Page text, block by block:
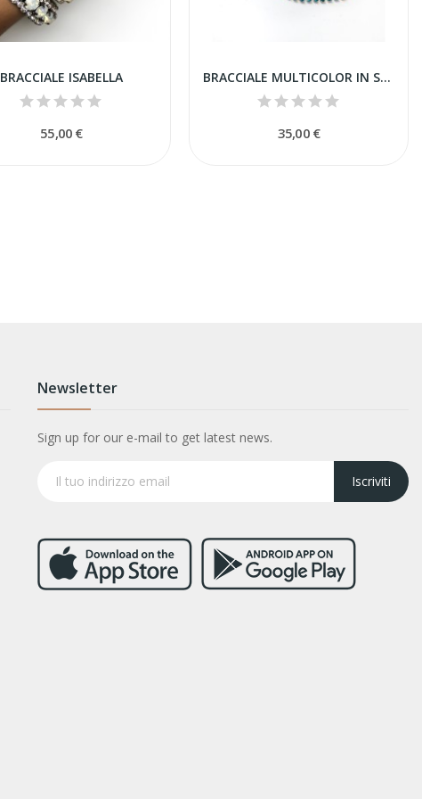
BRACCIALE ISABELLA
55,00 €
BRACCIALE MULTICOLOR IN STRASS
35,00 €
Newsletter
Sign up for our e-mail to get latest news.
Iscriviti